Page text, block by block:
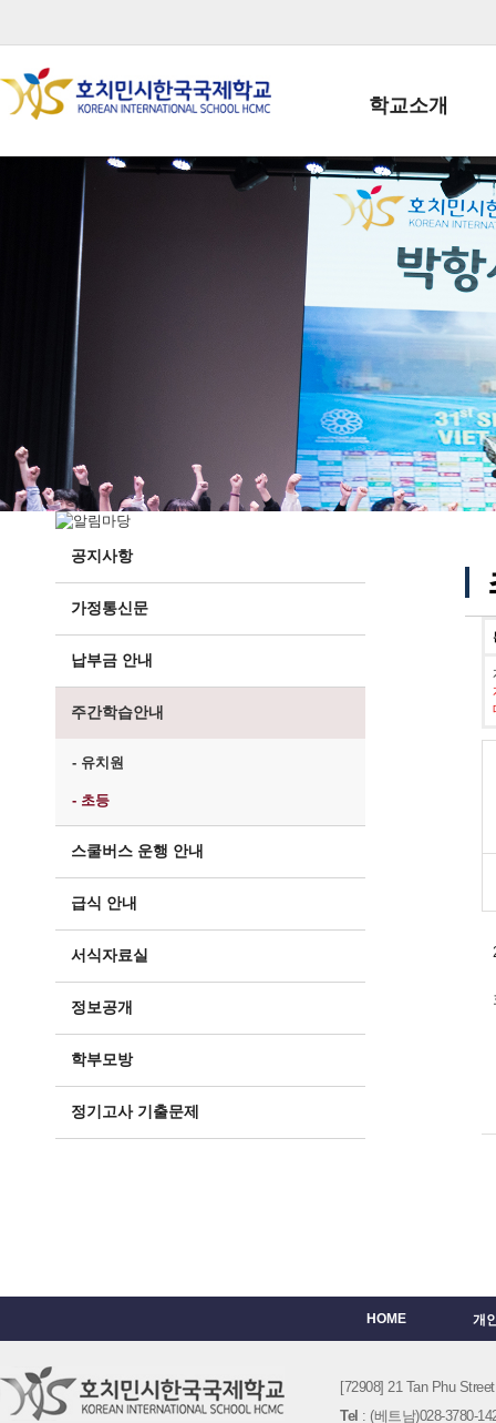
학교소개
학교장인사말
학생회장인사말
학교상징
학교 CI
교직원현황
학생현황
위치/전화
전경사진
공지사항
가정통신문
납부금 안내
주간학습안내
- 유치원
- 초등
스쿨버스 운행 안내
급식 안내
서식자료실
정보공개
학부모방
정기고사 기출문제
HOME 개
[72908] 21 Tan Phu
Tel : (베트남)028-3780-